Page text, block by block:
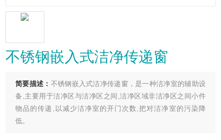
不锈钢嵌入式洁净传递窗
简要描述： 不锈钢嵌入式洁净传递窗，是一种洁净室的辅助设
备,主要用于洁净区与洁净区之间,洁净区域非洁净区之间小件
物品的传递,以减少洁净室的开门次数,把对洁净室的污染降
低。